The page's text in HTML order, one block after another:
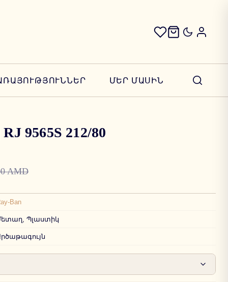
ՄԵՐ ՄԱՍԻՆ
9565S 212/80
AMD
Ban
Պլաստիկ